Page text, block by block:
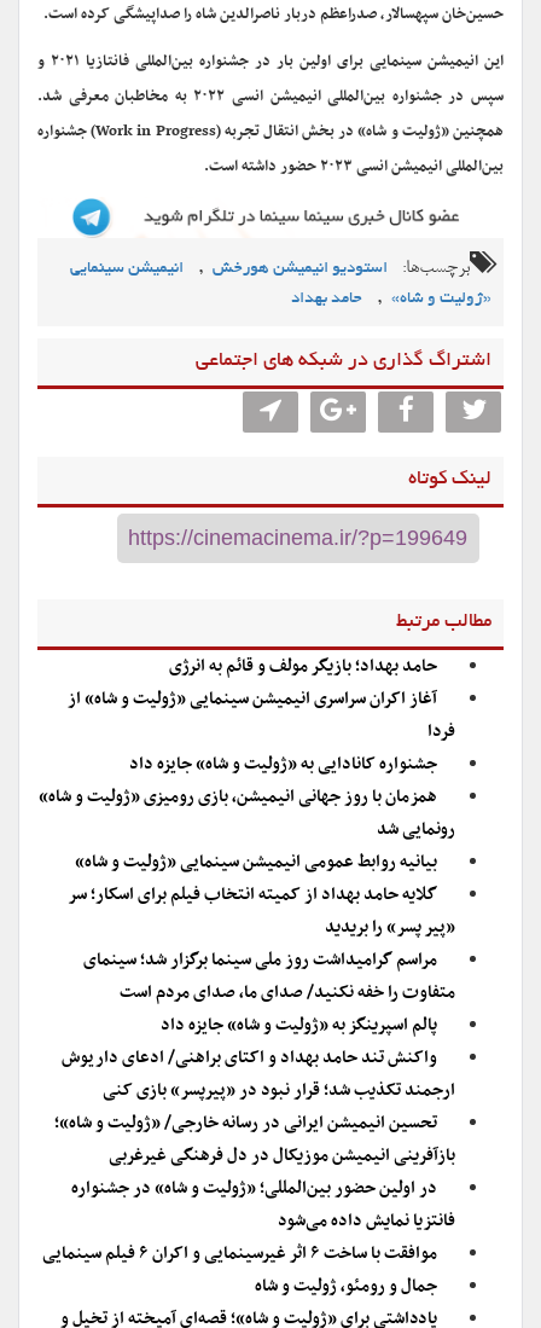
حسین‌خان سپهسالار، صدراعظم دربار ناصرالدین شاه را صداپیشگی کرده است.
این انیمیشن سینمایی برای اولین بار در جشنواره بین‌المللی فانتازیا ۲۰۲۱ و
سپس در جشنواره بین‌المللی انیمیشن انسی ۲۰۲۲ به مخاطبان معرفی شد.
همچنین «ژولیت و شاه» در بخش انتقال تجربه (Work in Progress) جشنواره
بین‌المللی انیمیشن انسی ۲۰۲۳ حضور داشته است.
برچسب‌ها: استودیو انیمیشن هورخش ,
انیمیشن‌ سینمایی
«ژولیت و شاه» , حامد بهداد
اشتراگ گذاری در شبکه های اجتماعی
لینک کوتاه
مطالب مرتبط
حامد بهداد؛ بازیگر مولف و قائم به انرژی
آغاز اکران سراسری انیمیشن سینمایی «ژولیت و شاه» از
فردا
جشنواره کانادایی به «ژولیت و شاه» جایزه داد
همزمان با روز جهانی انیمیشن، بازی رومیزی «ژولیت و شاه»
رونمایی شد
بیانیه روابط عمومی انیمیشن سینمایی «ژولیت و شاه»
گلایه حامد بهداد از کمیته انتخاب فیلم برای اسکار؛ سر
«پیر پسر» را بریدید
مراسم گرامیداشت روز ملی سینما برگزار شد؛ سینمای
متفاوت را خفه نکنید/ صدای ما، صدای مردم است
پالم اسپرینگز به «ژولیت و شاه» جایزه داد
واکنش تند حامد بهداد و اکتای براهنی/ ادعای داریوش
ارجمند تکذیب شد؛ قرار نبود در «پیرپسر» بازی کنی
تحسین انیمیشن ایرانی در رسانه خارجی/ «ژولیت و شاه»؛
بازآفرینی انیمیشن موزیکال در دل فرهنگی غیرغربی
در اولین حضور بین‌المللی؛ «ژولیت و شاه» در جشنواره
فانتزیا نمایش داده می‌شود
موافقت با ساخت ۶ اثر غیرسینمایی و اکران ۶ فیلم سینمایی
جمال و رومئو، ژولیت و شاه
یادداشتی برای «ژولیت و شاه»؛ قصه‌ای آمیخته از تخیل و